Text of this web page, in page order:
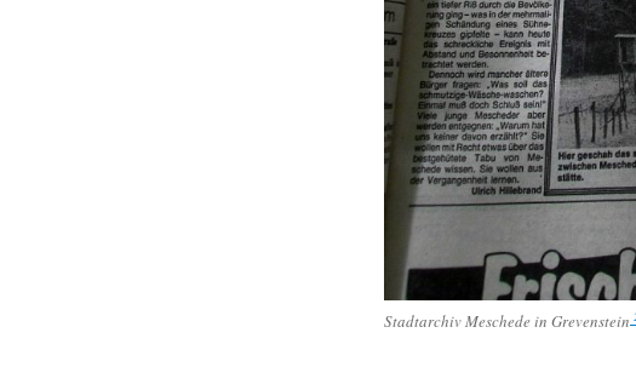
Stadtarchiv Meschede in Grevenstein